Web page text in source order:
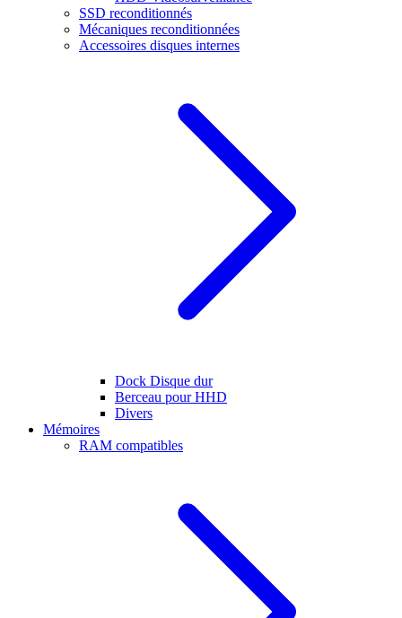
SSD reconditionnés
Mécaniques reconditionnées
Accessoires disques internes
Dock Disque dur
Berceau pour HHD
Divers
Mémoires
RAM compatibles